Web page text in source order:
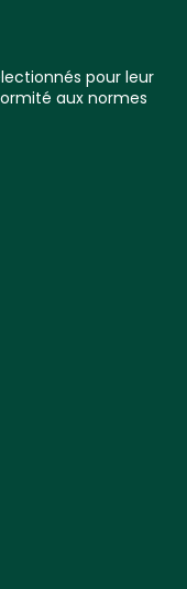
pour leur
aux normes